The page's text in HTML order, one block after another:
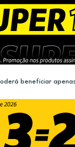
beneficiar